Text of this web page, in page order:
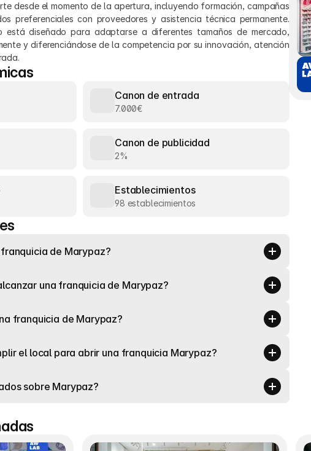
desde el momento de la apertura, incluyendo formación, campañas
preferenciales con proveedores y asistencia técnica permanente.
está diseñado para adaptarse a diferentes tamaños de mercado,
y diferenciándose de la competencia por su innovación, atención
Canon de entrada
7.000€
Canon de publicidad
2%
Establecimientos
98 establecimientos
de Marypaz?
una franquicia de Marypaz?
franquicia de Marypaz?
el local para abrir una franquicia Marypaz?
sobre Marypaz?